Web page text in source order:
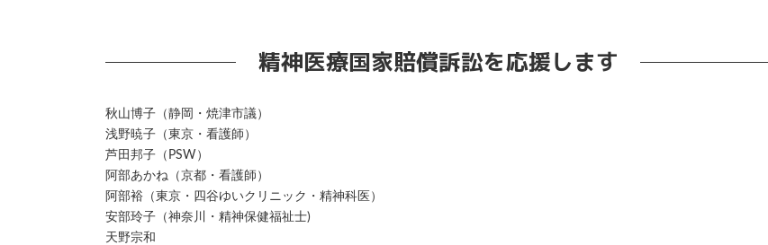
精神医療国家賠償訴訟を応援します
秋山博子（静岡・焼津市議）
浅野暁子（東京・看護師）
芦田邦子（PSW）
阿部あかね（京都・看護師）
阿部裕（東京・四谷ゆいクリニック・精神科医）
安部玲子（神奈川・精神保健福祉士)
天野宗和